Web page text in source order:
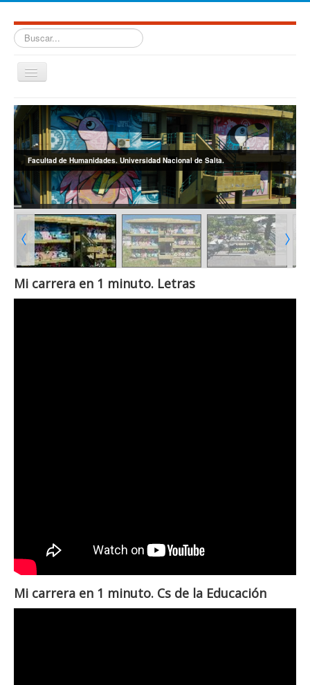
Buscar...
Cambiar
navegación
≡
Facultad de Humanidades. Universidad Nacional de Salta.
Mi carrera en 1 minuto. Letras
Mi carrera en 1 minuto. Cs de la Educación